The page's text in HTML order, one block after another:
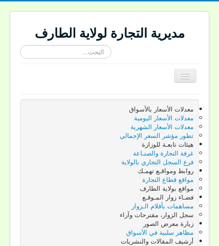
مديرية التجارة لولاية الطارف
البحث...
Toggle
Navigation
الرئيسية
تقديم الجهة
تقديم المديرية
النصوص القانونية
ركـن المستهـلك
إعلانات المديرية
اتصل بنـا
Site-langue Fr
أنت هنا: الرئيسية اتصل بنـا
معدلات الأسعار بالأسواق
معدلات الأسعار اليومية
معدلات الأسعار الشهرية
تطور مؤشر السعر الإجمالي
هيئات تابعـة للوزارة
غرفة التجارة والصنـاعة
فرع السجل التجاري بالولاية
روابط ومواقـع تهمـك
مواقع قطاع التجارة
مواقع بولاية الطارف
فضـاء زوار المـوقـع
مساهمات بأقلام الـزوار
سجل الزوار، مقترحات وآراء
زيارة معرض الصور
مظاهر سلبية في الأسواق
أرشيف المقالات والنشريات